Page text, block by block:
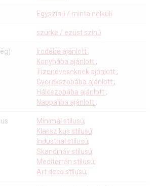
Egyszínű / minta nélküli
szürke / ezüst színű
Irodába ajánlott ;
Konyhába ajánlott ;
Tizenéveseknek ajánlott ;
Gyerekszobába ajánlott ;
Hálószobába ajánlott ;
Nappaliba ajánlott ;
Minimál stílusú;
Klasszikus stílusú;
Industrial stílusú;
Skandináv stílusú;
Mediterrán stílusú;
Art deco stílusú;